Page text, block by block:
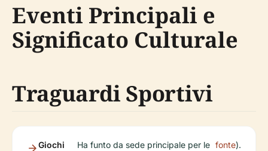
Eventi Principali e
Significato Culturale
Traguardi Sportivi
Giochi
Ha funto da sede principale per le fonte).